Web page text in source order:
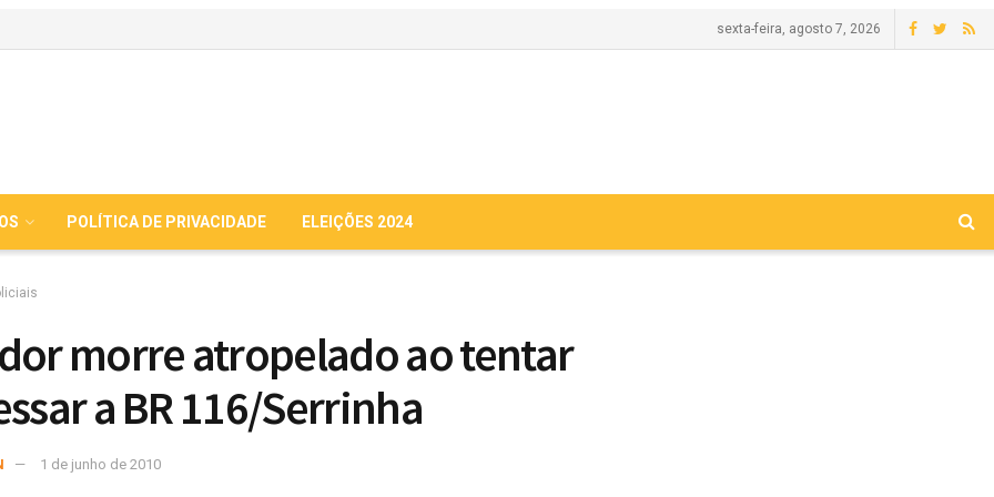
sexta-feira, agosto 7, 2026
POLÍTICA DE PRIVACIDADE ELEIÇÕES 2024
morre atropelado ao tentar
a BR 116/Serrinha
1 de junho de 2010